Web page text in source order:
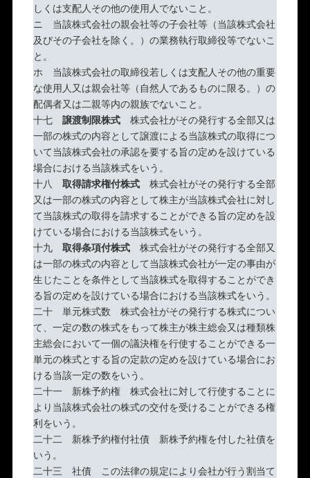
しくは支配人その他の使用人でないこと。
ニ 当該株式会社の親会社等の子会社等（当該株式会社
及びその子会社を除く。）の業務執行取締役等でないこ
と。
ホ 当該株式会社の取締役若しくは支配人その他の重要
な使用人又は親会社等（自然人であるものに限る。）の
配偶者又は二親等内の親族でないこと。
十七 譲渡制限株式株式会社がその発行する全部又は
一部の株式の内容として譲渡による当該株式の取得につ
いて当該株式会社の承認を要する旨の定めを設けている
場合における当該株式をいう。
十八 取得請求権付株式株式会社がその発行する全部
又は一部の株式の内容として株主が当該株式会社に対し
て当該株式の取得を請求することができる旨の定めを設
けている場合における当該株式をいう。
十九 取得条項付株式株式会社がその発行する全部又
は一部の株式の内容として当該株式会社が一定の事由が
生じたことを条件として当該株式を取得することができ
る旨の定めを設けている場合における当該株式をいう。
二十 単元株式数 株式会社がその発行する株式につい
て、一定の数の株式をもって株主が株主総会又は種類株
主総会において一個の議決権を行使することができる一
単元の株式とする旨の定款の定めを設けている場合にお
ける当該一定の数をいう。
二十一 新株予約権 株式会社に対して行使することに
より当該株式会社の株式の交付を受けることができる権
利をいう。
二十二 新株予約権付社債 新株予約権を付した社債を
いう。
二十三 社債 この法律の規定により会社が行う割当て